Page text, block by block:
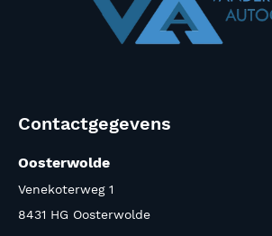
Contactgegevens
Oosterwolde
Venekoterweg 1
8431 HG Oosterwolde